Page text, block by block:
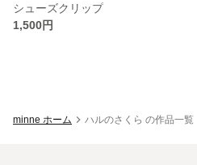
シューズクリップ
1,500円
minne ホーム ハルのさくら の作品一覧